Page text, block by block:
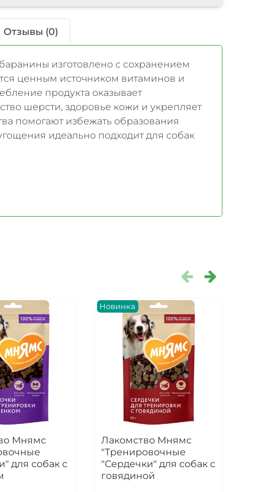
Отзывы (0)
изготовлено с сохранением
ценным источником витаминов и
продукта оказывает
шерсти, здоровье кожи и укрепляет
помогают избежать образования
идеально подходит для собак
Мнямс
для собак с
Новинка
Лакомство Мнямс
"Тренировочные
"Сердечки" для собак с
говядиной